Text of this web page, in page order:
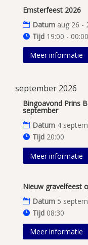
Emsterfeest 2026
Datum aug 26 -
Tijd 19:00 - 00:00
Meer informatie
september 2026
Bingoavond Prins
september
Datum 4
Tijd 20:00
Meer informatie
Nieuw gravelfeest
Datum 5
Tijd 08:30
Meer informatie